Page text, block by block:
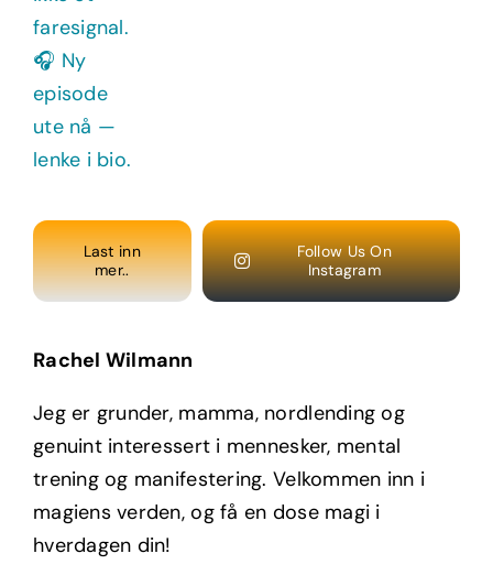
Last inn
mer..
Follow Us On
Instagram
Rachel Wilmann
Jeg er grunder, mamma, nordlending og
genuint interessert i mennesker, mental
trening og manifestering. Velkommen inn i
magiens verden, og få en dose magi i
hverdagen din!